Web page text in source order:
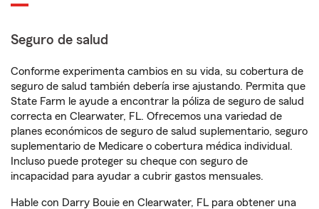
Seguro de salud
Conforme experimenta cambios en su vida, su cobertura de
seguro de salud también debería irse ajustando. Permita que
State Farm le ayude a encontrar la póliza de seguro de salud
correcta en Clearwater, FL. Ofrecemos una variedad de
planes económicos de seguro de salud suplementario, seguro
suplementario de Medicare o cobertura médica individual.
Incluso puede proteger su cheque con seguro de
incapacidad para ayudar a cubrir gastos mensuales.
Hable con Darry Bouie en Clearwater, FL para obtener una